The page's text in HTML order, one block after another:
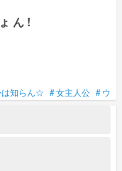
ん !
は知らん☆ #女主人公 #ウマ